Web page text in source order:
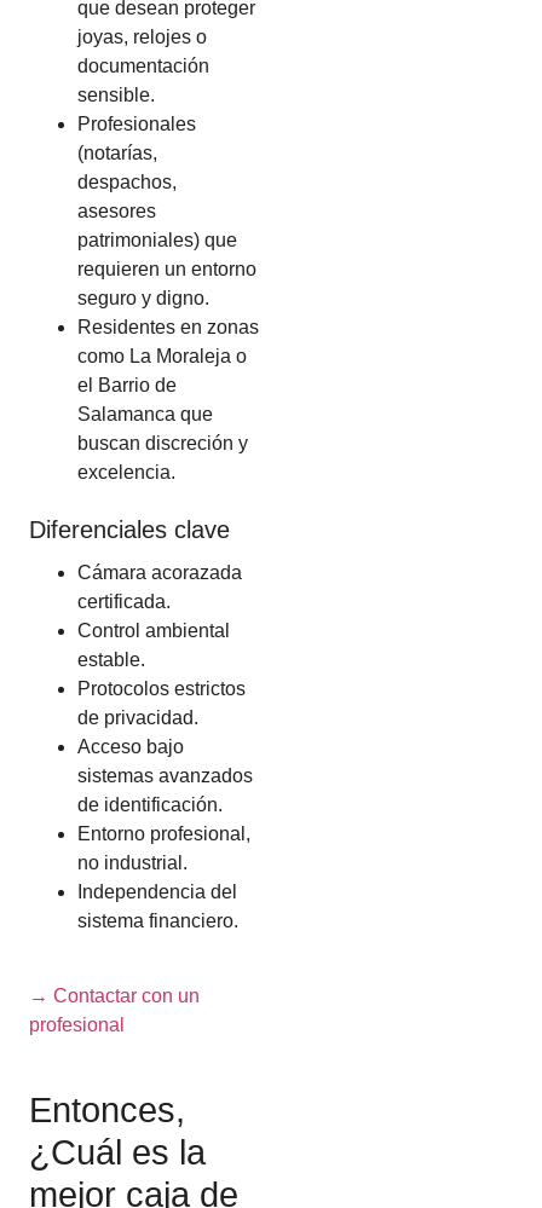
que desean proteger
joyas, relojes o
documentación
sensible.
Profesionales
(notarías,
despachos,
asesores
patrimoniales) que
requieren un entorno
seguro y digno.
Residentes en zonas
como La Moraleja o
el Barrio de
Salamanca que
buscan discreción y
excelencia.
Diferenciales clave
Cámara acorazada
certificada.
Control ambiental
estable.
Protocolos estrictos
de privacidad.
Acceso bajo
sistemas avanzados
de identificación.
Entorno profesional,
no industrial.
Independencia del
sistema financiero.
→ Contactar con un
profesional
Entonces,
¿Cuál es la
mejor caja de